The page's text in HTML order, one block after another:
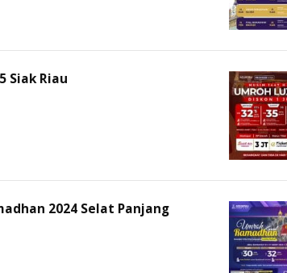
Siak Riau
2024 Selat Panjang